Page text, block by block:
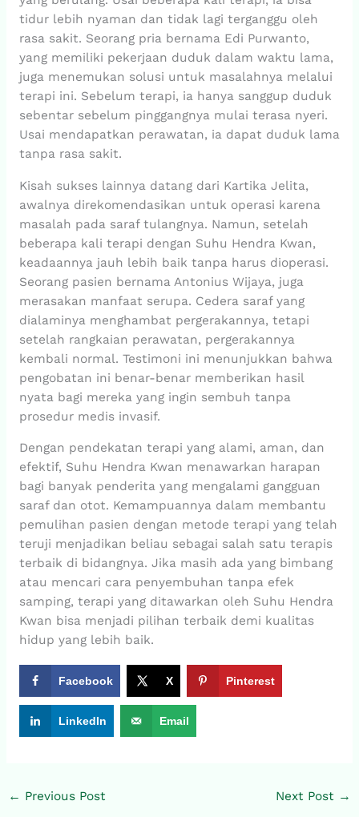
tidur lebih nyaman dan tidak lagi terganggu oleh
rasa sakit. Seorang pria bernama Edi Purwanto,
yang memiliki pekerjaan duduk dalam waktu lama,
juga menemukan solusi untuk masalahnya melalui
terapi ini. Sebelum terapi, ia hanya sanggup duduk
sebentar sebelum pinggangnya mulai terasa nyeri.
Usai mendapatkan perawatan, ia dapat duduk lama
tanpa rasa sakit.
Kisah sukses lainnya datang dari Kartika Jelita,
awalnya direkomendasikan untuk operasi karena
masalah pada saraf tulangnya. Namun, setelah
beberapa kali terapi dengan Suhu Hendra Kwan,
keadaannya jauh lebih baik tanpa harus dioperasi.
Seorang pasien bernama Antonius Wijaya, juga
merasakan manfaat serupa. Cedera saraf yang
dialaminya menghambat pergerakannya, tetapi
setelah rangkaian perawatan, pergerakannya
kembali normal. Testimoni ini menunjukkan bahwa
pengobatan ini benar-benar memberikan hasil
nyata bagi mereka yang ingin sembuh tanpa
prosedur medis invasif.
Dengan pendekatan terapi yang alami, aman, dan
efektif, Suhu Hendra Kwan menawarkan harapan
bagi banyak penderita yang mengalami gangguan
saraf dan otot. Kemampuannya dalam membantu
pemulihan pasien dengan metode terapi yang telah
teruji menjadikan beliau sebagai salah satu terapis
terbaik di bidangnya. Jika masih ada yang bimbang
atau mencari cara penyembuhan tanpa efek
samping, terapi yang ditawarkan oleh Suhu Hendra
Kwan bisa menjadi pilihan terbaik demi kualitas
hidup yang lebih baik.
Facebook X Pinterest
LinkedIn Email
← Previous Post Next Post →